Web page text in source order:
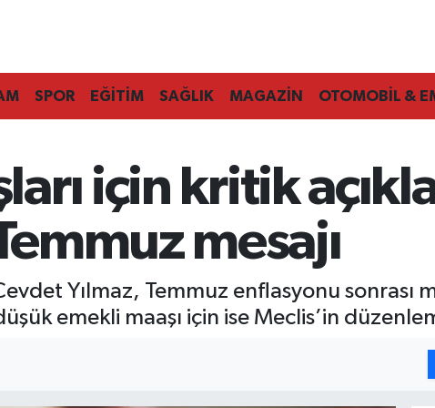
SPOR EĞİTİM SAĞLIK MAGAZİN OTOMOBİL &
için kritik
mesajı
Yılmaz, Temmuz enflasyonu sonrası
emekli maaşı için ise Meclis’in